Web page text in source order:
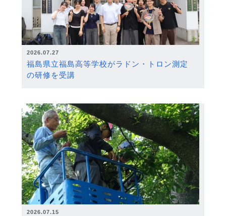
2026.07.27
福島県立福島高等学校がラドン・トロン測定
の研修を受講
2026.07.15